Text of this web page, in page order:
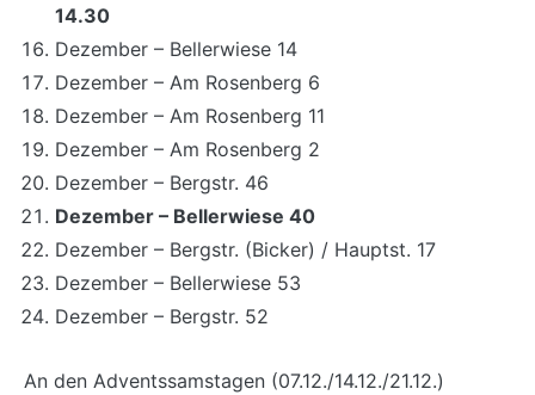
14.30
Dezember – Bellerwiese 14
Dezember – Am Rosenberg 6
Dezember – Am Rosenberg 11
Dezember – Am Rosenberg 2
Dezember – Bergstr. 46
Dezember – Bellerwiese 40
Dezember – Bergstr. (Bicker) / Hauptst. 17
Dezember – Bellerwiese 53
Dezember – Bergstr. 52
An den Adventssamstagen (07.12./14.12./21.12.)